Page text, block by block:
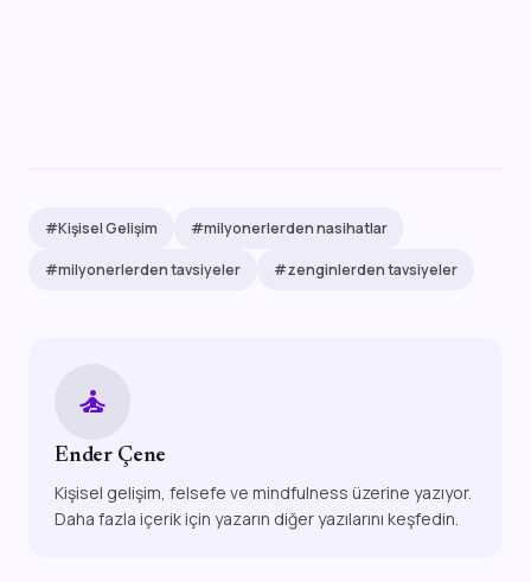
#Kişisel Gelişim #milyonerlerden nasihatlar
#milyonerlerden tavsiyeler #zenginlerden tavsiyeler
self_improvement
Ender Çene
Kişisel gelişim, felsefe ve mindfulness üzerine yazıyor.
Daha fazla içerik için yazarın diğer yazılarını keşfedin.